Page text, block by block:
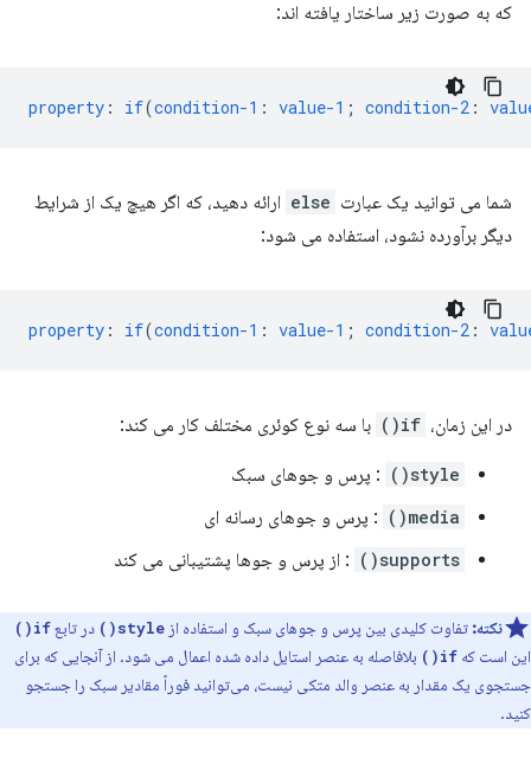
که به صورت زیر ساختار یافته اند:
property : if(condition-1 : value-1 ; condition-2 :
شما می توانید یک عبارت else ارائه دهید، که اگر هیچ یک از شرایط
دیگر برآورده نشود، استفاده می شود:
property : if(condition-1 : value-1 ; condition-2 :
در این زمان، if() با سه نوع کوئری مختلف کار می کند:
style() : پرس و جوهای سبک
media() : پرس و جوهای رسانه ای
supports() : از پرس و جوها پشتیبانی می کند
نکته: تفاوت کلیدی بین پرس و جوهای سبک و استفاده از style() در تابعif()
این است که if()
بلافاصله به عنصر استایل داده شده اعمال می شود. از آنجایی که برای
جستجوی یک مقدار به عنصر والد متکی نیست، می‌توانید فوراً مقادیر سبک را جستجو
کنید.